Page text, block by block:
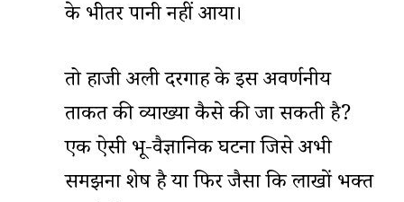
के भीतर पानी नहीं आया।
तो हाजी अली दरगाह के इस अवर्णनीय
ताकत की व्याख्या कैसे की जा सकती है?
एक ऐसी भू-वैज्ञानिक घटना जिसे अभी
समझना शेष है या फिर जैसा कि लाखों भक्त